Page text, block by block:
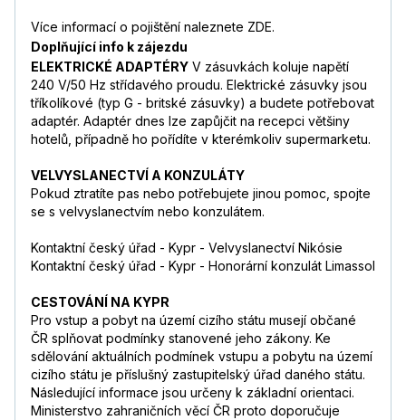
Více informací o pojištění naleznete ZDE.
Doplňující info k zájezdu
ELEKTRICKÉ ADAPTÉRY V zásuvkách koluje napětí
240 V/50 Hz střídavého proudu. Elektrické zásuvky jsou
tříkolíkové (typ G - britské zásuvky) a budete potřebovat
adaptér. Adaptér dnes lze zapůjčit na recepci většiny
hotelů, případně ho pořídíte v kterémkoliv supermarketu.
VELVYSLANECTVÍ A KONZULÁTY
Pokud ztratíte pas nebo potřebujete jinou pomoc, spojte
se s velvyslanectvím nebo konzulátem.
Kontaktní český úřad - Kypr - Velvyslanectví Nikósie
Kontaktní český úřad - Kypr - Honorární konzulát Limassol
CESTOVÁNÍ NA KYPR
Pro vstup a pobyt na území cizího státu musejí občané
ČR splňovat podmínky stanovené jeho zákony. Ke
sdělování aktuálních podmínek vstupu a pobytu na území
cizího státu je příslušný zastupitelský úřad daného státu.
Následující informace jsou určeny k základní orientaci.
Ministerstvo zahraničních věcí ČR proto doporučuje